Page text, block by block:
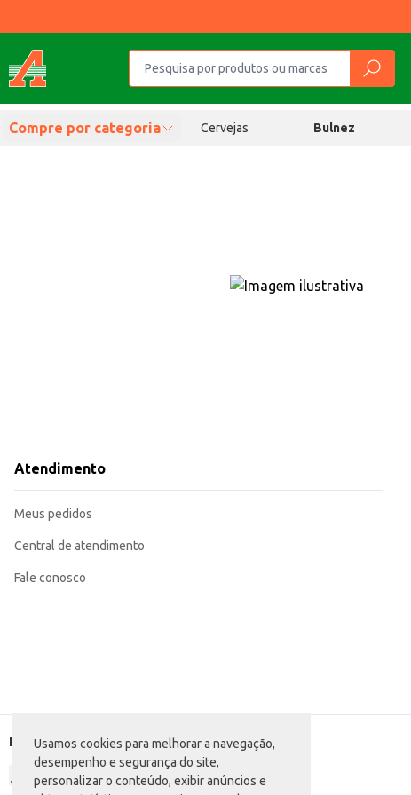
Usamos cookies para melhorar a navegação,
desempenho e segurança do site,
personalizar o conteúdo, exibir anúncios e
Compre por categoria Cervejas Bulnez
Atendimento
Meus pedidos
Central de atendimento
Fale conosco
Formas de pagamento